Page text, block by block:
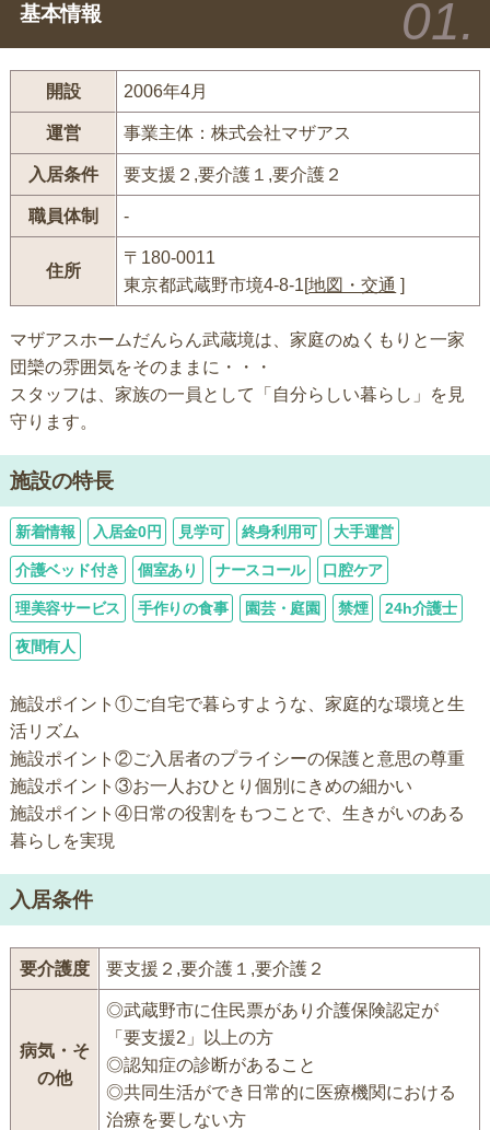
基本情報
開設 2006年4月
運営 事業主体：株式会社マザアス
入居条件 要支援２,要介護１,要介護２
職員体制 -
住所
〒180-0011
東京都武蔵野市境4-8-1[地図・交通 ]
マザアスホームだんらん武蔵境は、家庭のぬくもりと一家
団欒の雰囲気をそのままに・・・
スタッフは、家族の一員として「自分らしい暮らし」を見
守ります。
施設の特長
新着情報 入居金0円 見学可 終身利用可 大手運営
介護ベッド付き 個室あり ナースコール 口腔ケア
理美容サービス 手作りの食事 園芸・庭園 禁煙 24h介護士
夜間有人
施設ポイント①ご自宅で暮らすような、家庭的な環境と生
活リズム
施設ポイント②ご入居者のプライシーの保護と意思の尊重
施設ポイント③お一人おひとり個別にきめの細かい
施設ポイント④日常の役割をもつことで、生きがいのある
暮らしを実現
入居条件
要介護度 要支援２,要介護１,要介護２
病気・そ
の他
◎武蔵野市に住民票があり介護保険認定が
「要支援2」以上の方
◎認知症の診断があること
◎共同生活ができ日常的に医療機関における
治療を要しない方